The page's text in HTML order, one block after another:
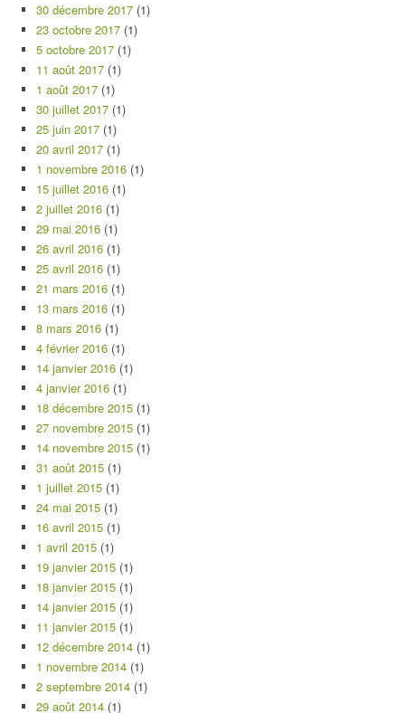
30 décembre 2017 (1)
23 octobre 2017 (1)
5 octobre 2017 (1)
11 août 2017 (1)
1 août 2017 (1)
30 juillet 2017 (1)
25 juin 2017 (1)
20 avril 2017 (1)
1 novembre 2016 (1)
15 juillet 2016 (1)
2 juillet 2016 (1)
29 mai 2016 (1)
26 avril 2016 (1)
25 avril 2016 (1)
21 mars 2016 (1)
13 mars 2016 (1)
8 mars 2016 (1)
4 février 2016 (1)
14 janvier 2016 (1)
4 janvier 2016 (1)
18 décembre 2015 (1)
27 novembre 2015 (1)
14 novembre 2015 (1)
31 août 2015 (1)
1 juillet 2015 (1)
24 mai 2015 (1)
16 avril 2015 (1)
1 avril 2015 (1)
19 janvier 2015 (1)
18 janvier 2015 (1)
14 janvier 2015 (1)
11 janvier 2015 (1)
12 décembre 2014 (1)
1 novembre 2014 (1)
2 septembre 2014 (1)
29 août 2014 (1)